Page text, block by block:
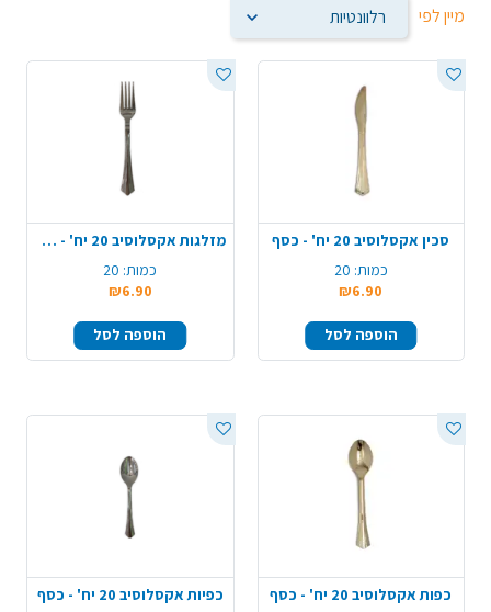
מיין לפי
סכין אקסלוסיב 20 יח' - כסף
כמות: 20
₪6.90
הוספה לסל
מזלגות אקסלוסיב 20 יח' - כסף
כמות: 20
₪6.90
הוספה לסל
כפות אקסלוסיב 20 יח' - כסף
כפיות אקסלוסיב 20 יח' - כסף